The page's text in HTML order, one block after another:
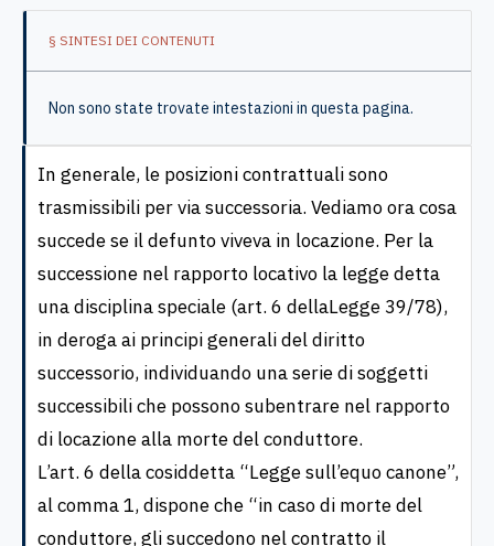
§ SINTESI DEI CONTENUTI
Non sono state trovate intestazioni in questa pagina.
In generale, le posizioni contrattuali sono
trasmissibili per via successoria. Vediamo ora cosa
succede se il defunto viveva in locazione. Per la
successione nel rapporto locativo la legge detta
una disciplina speciale (art. 6 dellaLegge 39/78),
in deroga ai principi generali del diritto
successorio, individuando una serie di soggetti
successibili che possono subentrare nel rapporto
di locazione alla morte del conduttore.
L’art. 6 della cosiddetta “Legge sull’equo canone”,
al comma 1, dispone che “in caso di morte del
conduttore, gli succedono nel contratto il